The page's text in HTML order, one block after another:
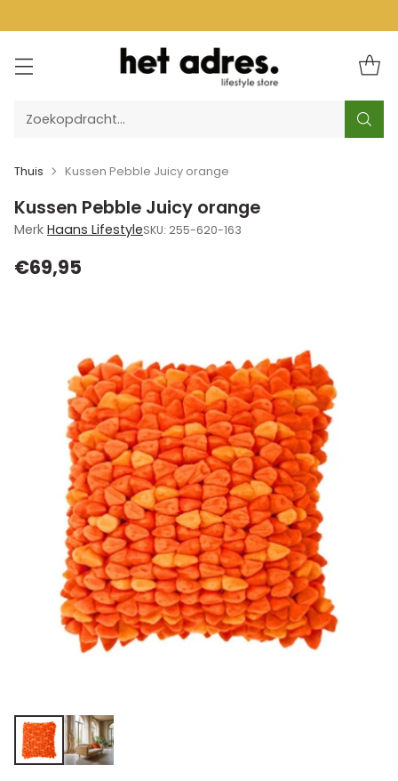
Zoekopdracht…
Thuis Kussen Pebble Juicy orange
Kussen Pebble Juicy orange
Merk Haans LifestyleSKU: 255-620-163
Normale
€69,95